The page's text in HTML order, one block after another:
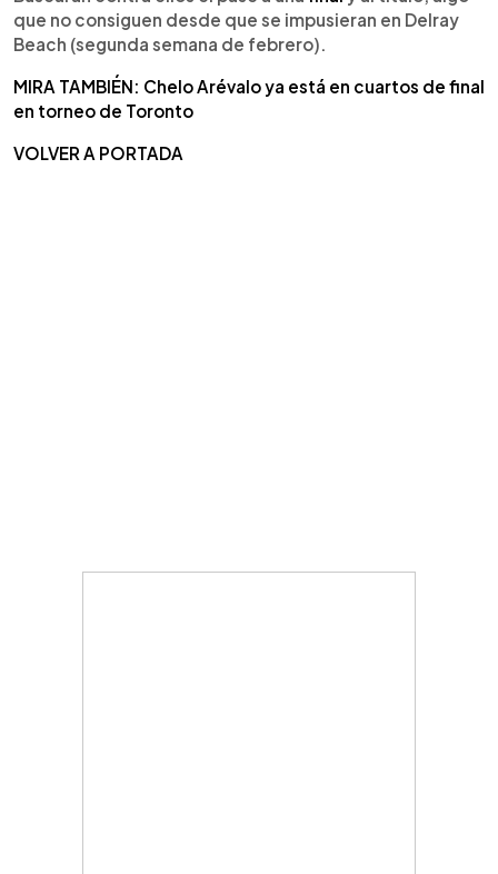
que no consiguen desde que se impusieran en Delray
Beach (segunda semana de febrero).
MIRA TAMBIÉN: Chelo Arévalo ya está en cuartos de final
en torneo de Toronto
VOLVER A PORTADA